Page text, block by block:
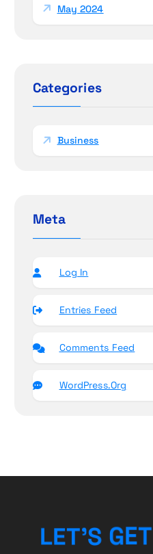
May 2024
Categories
Business
Meta
Log In
Entries Feed
Comments Feed
WordPress.org
LET’S GET